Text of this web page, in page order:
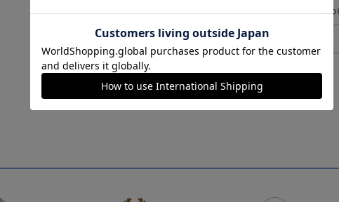
ギフト対応につ
ヘルプページ